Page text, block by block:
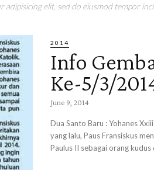
elit, sed do eiusmod tempor
2014
Info
Ke-5/3/
June 9, 2014
Dua Santo Baru : Yohanes
yang lalu, Paus Fransiskus
Paulus II sebagai orang